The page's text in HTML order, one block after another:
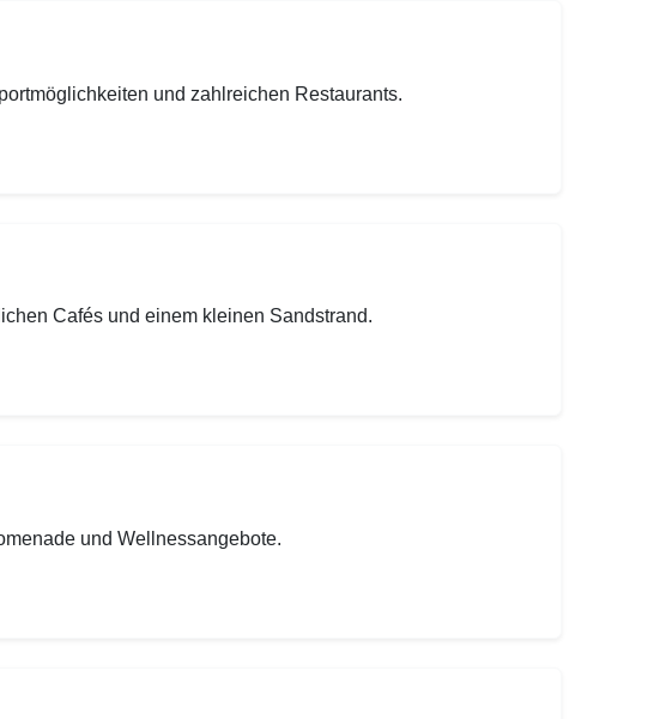
und zahlreichen Restaurants.
Cafés und einem kleinen Sandstrand.
und Wellnessangebote.